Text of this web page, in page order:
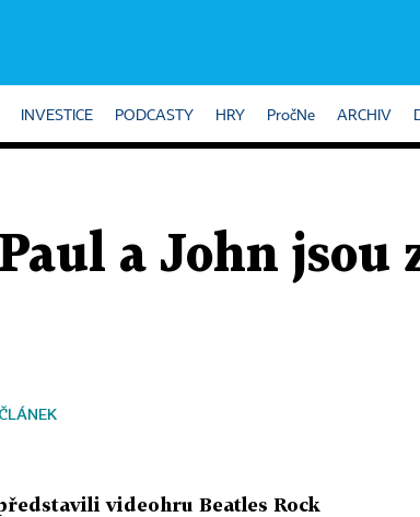
INVESTICE PODCASTY HRY PročNe ARCHIV
a John jsou
videohru Beatles Rock